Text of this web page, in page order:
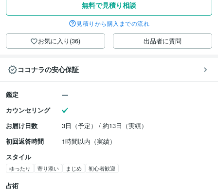
無料で見積り相談
見積りから購入までの流れ
お気に入り(36) 出品者に質問
ココナラの安心保証
鑑定
カウンセリング
お届け日数
3日（予定） / 約13日（実績）
初回返答時間
1時間以内（実績）
スタイル
ゆったり 寄り添い まじめ 初心者歓迎
占術